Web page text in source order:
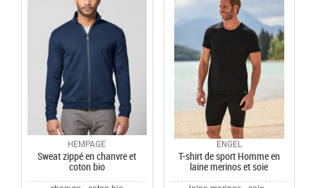
HEMPAGE
Sweat zippé en chanvre et
coton bio
ENGEL
T-shirt de sport Homme en
laine merinos et soie